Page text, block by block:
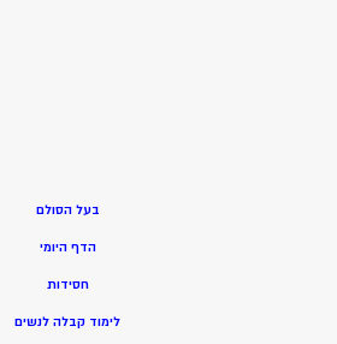
בעל הסולם
הדף היומי
חסידות
לימוד קבלה לנשים